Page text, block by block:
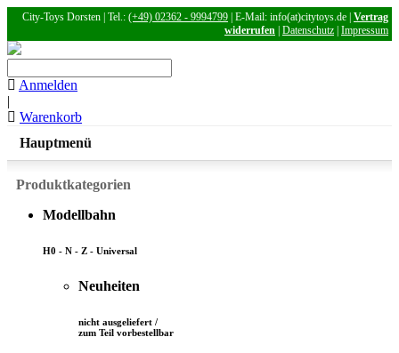
City-Toys Dorsten | Tel.: (+49) 02362 - 9994799 | E-Mail: info(at)citytoys.de | Vertrag
widerrufen Datenschutz Impressum
Anmelden
|
Warenkorb
Hauptmenü
Produktkategorien
Modellbahn
H0 - N - Z - Universal
Neuheiten
nicht ausgeliefert /
zum Teil vorbestellbar